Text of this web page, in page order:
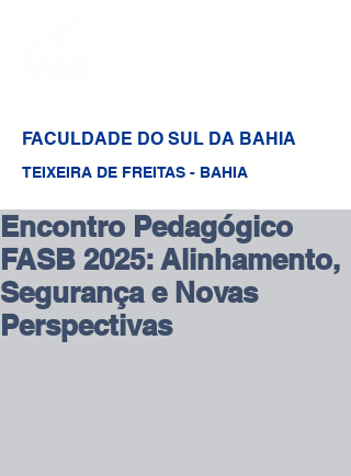
FACULDADE DO SUL DA BAHIA
TEIXEIRA DE FREITAS - BAHIA
Encontro Pedagógico
FASB 2025: Alinhamento,
Segurança e Novas
Perspectivas